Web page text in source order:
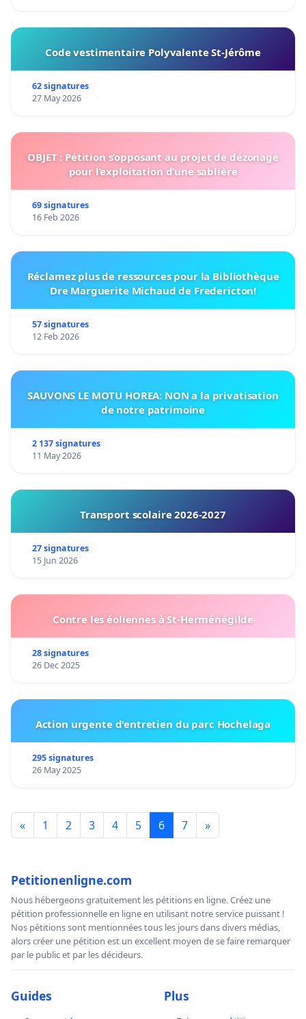
Code vestimentaire Polyvalente St-Jérôme
62 signatures
27 May 2026
OBJET : Pétition s’opposant au projet de dézonage
pour l’exploitation d’une sablière
69 signatures
16 Feb 2026
Réclamez plus de ressources pour la Bibliothèque
Dre Marguerite Michaud de Fredericton!
57 signatures
12 Feb 2026
SAUVONS LE MOTU HOREA: NON a la privatisation
de notre patrimoine
2 137 signatures
11 May 2026
Transport scolaire 2026-2027
27 signatures
15 Jun 2026
Contre les éoliennes à St-Herménégilde
28 signatures
26 Dec 2025
Action urgente d'entretien du parc Hochelaga
295 signatures
26 May 2025
« 1 2 3 4 5 6 7 »
Petitionenligne.com
Nous hébergeons gratuitement les pétitions en ligne. Créez une
pétition professionnelle en ligne en utilisant notre service puissant !
Nos pétitions sont mentionnées tous les jours dans divers médias,
alors créer une pétition est un excellent moyen de se faire remarquer
par le public et par les décideurs.
Guides Plus